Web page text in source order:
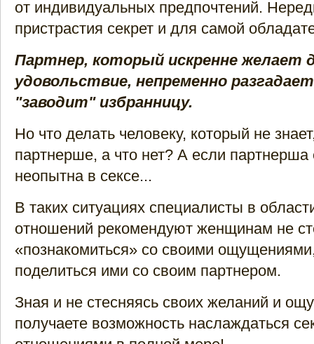
от индивидуальных предпочтений.
пристрастия секрет и для самой
Партнер, который искренне желает
удовольствие, непременно
"заводит" избранницу.
Но что делать человеку, который не
партнерше, а что нет? А если
неопытна в сексе...
В таких ситуациях специалисты в
отношений рекомендуют женщинам не
«познакомиться» со своими
поделиться ими со своим партнером.
Зная и не стесняясь своих желаний и
получаете возможность наслаждаться